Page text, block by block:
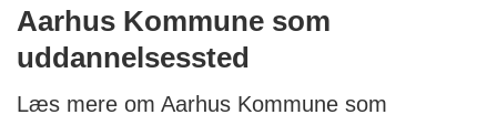
Aarhus Kommune som
uddannelsessted
Læs mere om Aarhus Kommune som